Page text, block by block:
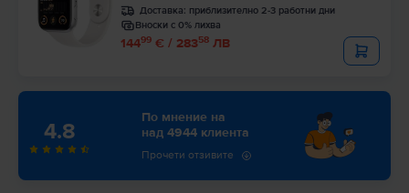
Доставка: приблизително 2-3 работни дни
Вноски с 0% лихва
14499 € / 28358 ЛВ
4.8
По мнение на
над 4944 клиента
Прочети отзивите